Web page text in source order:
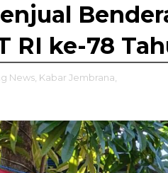
RI ke-78
News, Kabar Jembrana,